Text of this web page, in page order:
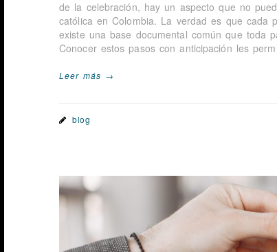
de la celebración, hay un aspecto que no
católica en Colombia. La verdad es que cada
existe una base documental común que toda
Conocer estos pasos con anticipación les
Leer más →
blog